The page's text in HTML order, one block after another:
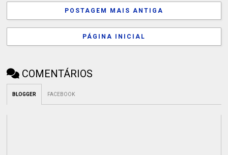
POSTAGEM MAIS ANTIGA
PÁGINA INICIAL
COMENTÁRIOS
BLOGGER FACEBOOK